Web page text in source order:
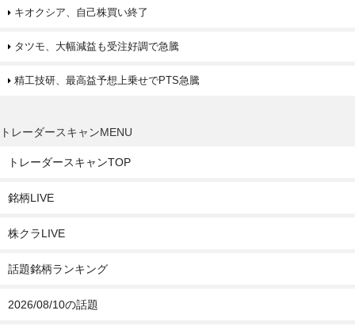
キオクシア、自己株買い終了
タツモ、大幅減益も受注好調で急騰
精工技研、最高益予想上乗せでPTS急騰
トレーダースキャンMENU
トレーダースキャンTOP
銘柄LIVE
株クラLIVE
話題銘柄ランキング
2026/08/10の話題